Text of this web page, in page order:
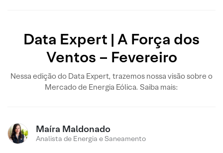
Data Expert | A Força dos
Ventos – Fevereiro
Nessa edição do Data Expert, trazemos nossa visão sobre o
Mercado de Energia Eólica. Saiba mais:
Maíra Maldonado
Analista de Energia e Saneamento